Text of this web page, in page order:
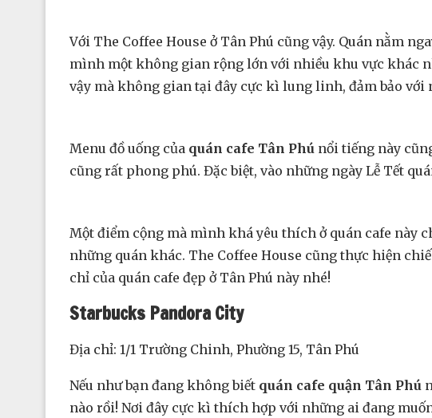
Với The Coffee House ở Tân Phú cũng vậy. Quán nằm
mình một không gian rộng lớn với nhiều khu vực khác
vậy mà không gian tại đây cực kì lung linh, đảm bảo
Menu đồ uống của quán cafe Tân Phú nổi tiếng này
cũng rất phong phú. Đặc biệt, vào những ngày Lễ Tết
Một điểm cộng mà mình khá yêu thích ở quán cafe này
những quán khác. The Coffee House cũng thực hiện
chỉ của quán cafe đẹp ở Tân Phú này nhé!
Starbucks Pandora City
Địa chỉ: 1/1 Trường Chinh, Phường 15, Tân Phú
Nếu như bạn đang không biết quán cafe quận Tân Phú
nào rồi! Nơi đây cực kì thích hợp với những ai đang